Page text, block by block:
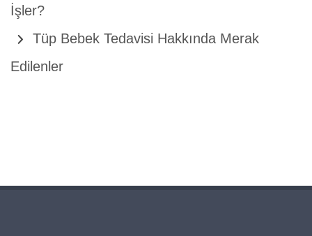
İşler?
Tüp Bebek Tedavisi Hakkında Merak
Edilenler